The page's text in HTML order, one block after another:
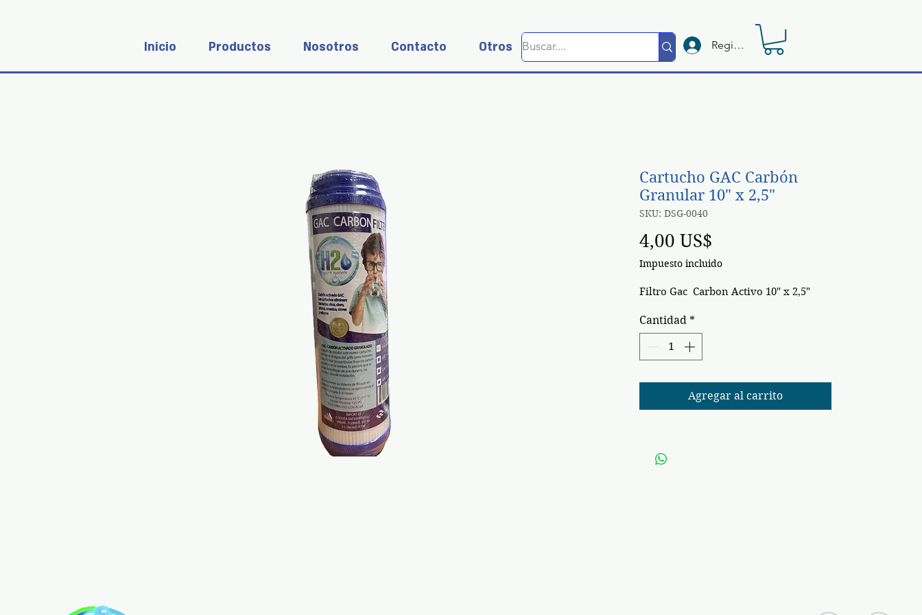
Inicio Productos Nosotros Contacto Otros Registrate
Cartucho GAC Carbón
Granular 10" x 2,5"
SKU: DSG-0040
4,00 US$
Impuesto incluido
Filtro Gac Carbon Activo 10" x 2,5"
Cantidad *
Agregar al carrito